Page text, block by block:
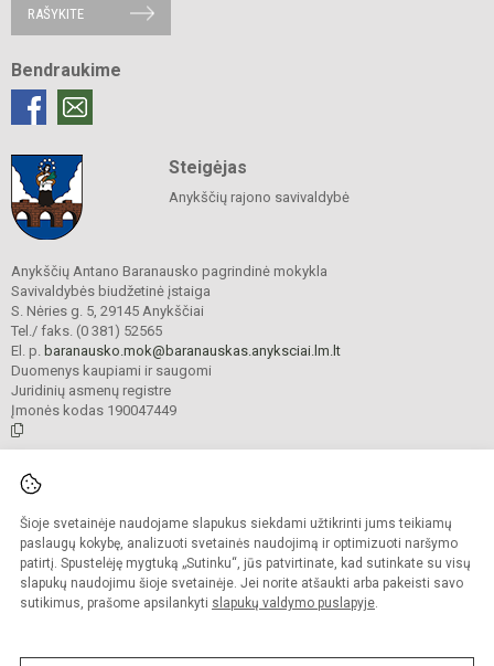
Šioje svetainėje naudojame slapukus siekdami užtikrinti jums teikiamų
paslaugų kokybę, analizuoti svetainės naudojimą ir optimizuoti naršymo
patirtį. Spustelėję mygtuką „Sutinku“, jūs patvirtinate, kad sutinkate su visų
slapukų naudojimu šioje svetainėje. Jei norite atšaukti arba pakeisti savo
sutikimus, prašome apsilankyti slapukų valdymo puslapyje.
RAŠYKITE
Bendraukime
Steigėjas
Anykščių rajono savivaldybė
Anykščių Antano Baranausko pagrindinė mokykla
Savivaldybės biudžetinė įstaiga
S. Nėries g. 5, 29145 Anykščiai
Tel./ faks. (0 381) 52565
El. p. baranausko.mok@baranauskas.anyksciai.lm.lt
Duomenys kaupiami ir saugomi
Juridinių asmenų registre
Įmonės kodas 190047449
Kopijuoti turinį be raštiško mokyklos administracijos sutikimo griežtai
draudžiama.
Prieinamumo paraiška Slapukų valdymas
Sumanus būdas atnaujinti